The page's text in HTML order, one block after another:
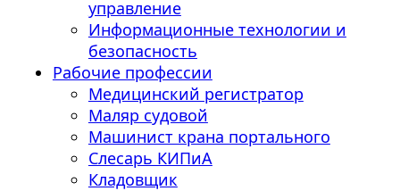
управление
Информационные технологии и
безопасность
Рабочие профессии
Медицинский регистратор
Маляр судовой
Машинист крана портального
Слесарь КИПиА
Кладовщик